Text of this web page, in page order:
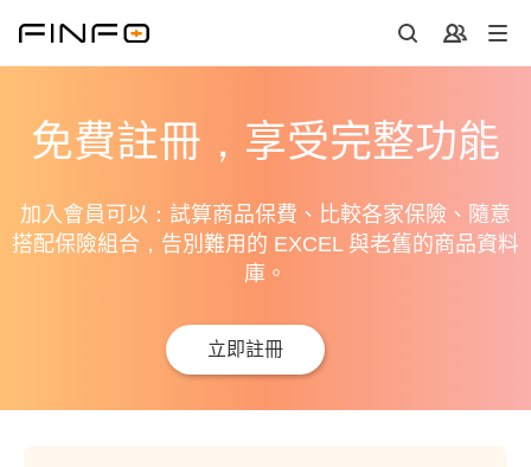
免費註冊，享受完整功能
加入會員可以：試算商品保費、比較各家保險、隨意
搭配保險組合，告別難用的 EXCEL 與老舊的商品資料
庫。
立即註冊